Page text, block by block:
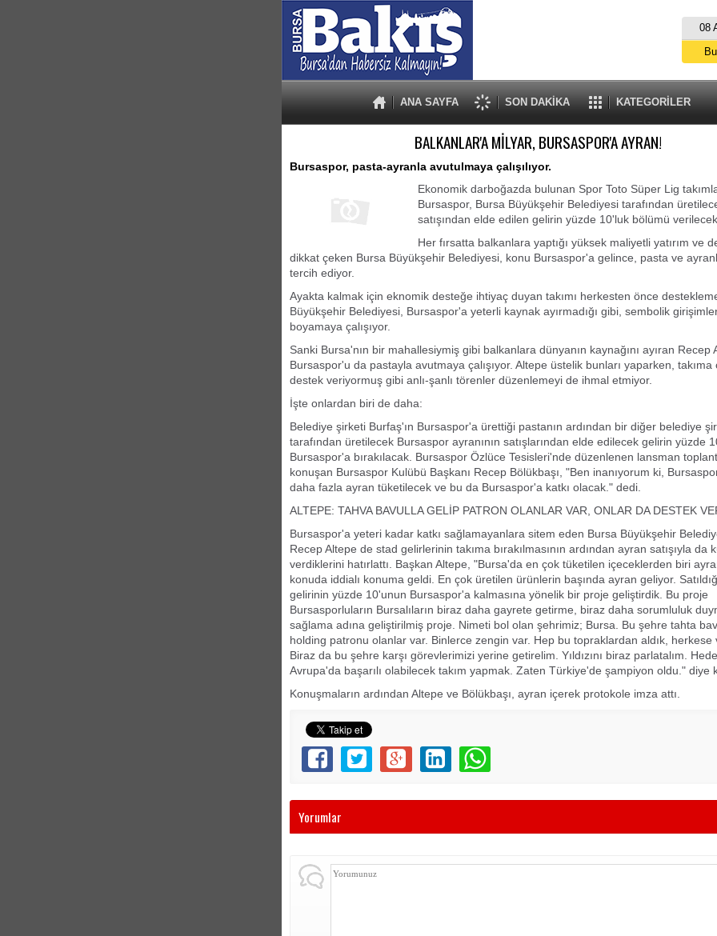
08
ANA SAYFA SON DAKİKA KATEGORİLER
BALKANLAR'A MİLYAR, BURSASPOR'A AYRAN!
Bursaspor, pasta-ayranla avutulmaya çalışılıyor.
Ekonomik darboğazda bulunan Spor Toto Süper Lig
Bursaspor, Bursa Büyükşehir Belediyesi tarafından
satışından elde edilen gelirin yüzde 10'luk bölümü
Her fırsatta balkanlara yaptığı yüksek maliyetli yatırım ve
dikkat çeken Bursa Büyükşehir Belediyesi, konu Bursaspor'a gelince, pasta ve
tercih ediyor.
Ayakta kalmak için eknomik desteğe ihtiyaç duyan takımı herkesten önce
Büyükşehir Belediyesi, Bursaspor'a yeterli kaynak ayırmadığı gibi, sembolik
boyamaya çalışıyor.
Sanki Bursa'nın bir mahallesiymiş gibi balkanlara dünyanın kaynağını ayıran Recep
Bursaspor'u da pastayla avutmaya çalışıyor. Altepe üstelik bunları yaparken, takıma
destek veriyormuş gibi anlı-şanlı törenler düzenlemeyi de ihmal etmiyor.
İşte onlardan biri de daha:
Belediye şirketi Burfaş'ın Bursaspor'a ürettiği pastanın ardından bir diğer belediye
tarafından üretilecek Bursaspor ayranının satışlarından elde edilecek gelirin yüzde
Bursaspor'a bırakılacak. Bursaspor Özlüce Tesisleri'nde düzenlenen lansman
konuşan Bursaspor Kulübü Başkanı Recep Bölükbaşı, "Ben inanıyorum ki,
daha fazla ayran tüketilecek ve bu da Bursaspor'a katkı olacak." dedi.
ALTEPE: TAHVA BAVULLA GELİP PATRON OLANLAR VAR, ONLAR DA DESTEK
Bursaspor'a yeteri kadar katkı sağlamayanlara sitem eden Bursa Büyükşehir
Recep Altepe de stad gelirlerinin takıma bırakılmasının ardından ayran satışıyla da
verdiklerini hatırlattı. Başkan Altepe, "Bursa'da en çok tüketilen içeceklerden biri
konuda iddialı konuma geldi. En çok üretilen ürünlerin başında ayran geliyor.
gelirinin yüzde 10'unun Bursaspor'a kalmasına yönelik bir proje geliştirdik. Bu proje
Bursasporluların Bursalıların biraz daha gayrete getirme, biraz daha sorumluluk
sağlama adına geliştirilmiş proje. Nimeti bol olan şehrimiz; Bursa. Bu şehre tahta
holding patronu olanlar var. Binlerce zengin var. Hep bu topraklardan aldık, herkese
Biraz da bu şehre karşı görevlerimizi yerine getirelim. Yıldızını biraz parlatalım.
Avrupa'da başarılı olabilecek takım yapmak. Zaten Türkiye'de şampiyon oldu." diye
Konuşmaların ardından Altepe ve Bölükbaşı, ayran içerek protokole imza attı.
Yorumlar